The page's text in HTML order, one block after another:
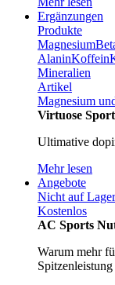
Ergänzungen
Produkte
Magnesium
AlaninKoffein
Mineralien
Artikel
Magnesium
Virtuose
Ultimative
Mehr lesen
Angebote
Nicht auf
Kostenlos
AC Sports
Warum mehr